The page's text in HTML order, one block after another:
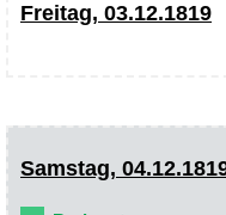
Freitag, 03.12.1819
Samstag,